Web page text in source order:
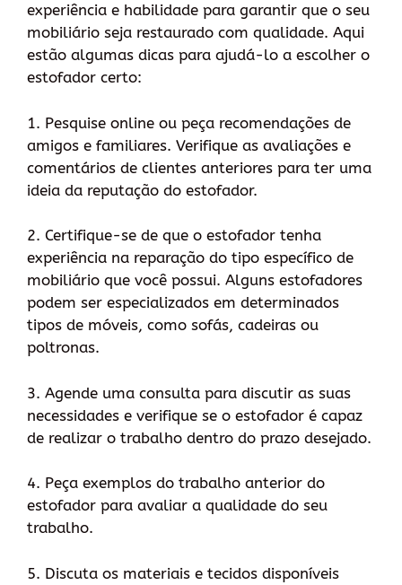
experiência e habilidade para garantir que o seu
mobiliário seja restaurado com qualidade. Aqui
estão algumas dicas para ajudá-lo a escolher o
estofador certo:
1. Pesquise online ou peça recomendações de
amigos e familiares. Verifique as avaliações e
comentários de clientes anteriores para ter uma
ideia da reputação do estofador.
2. Certifique-se de que o estofador tenha
experiência na reparação do tipo específico de
mobiliário que você possui. Alguns estofadores
podem ser especializados em determinados
tipos de móveis, como sofás, cadeiras ou
poltronas.
3. Agende uma consulta para discutir as suas
necessidades e verifique se o estofador é capaz
de realizar o trabalho dentro do prazo desejado.
4. Peça exemplos do trabalho anterior do
estofador para avaliar a qualidade do seu
trabalho.
5. Discuta os materiais e tecidos disponíveis